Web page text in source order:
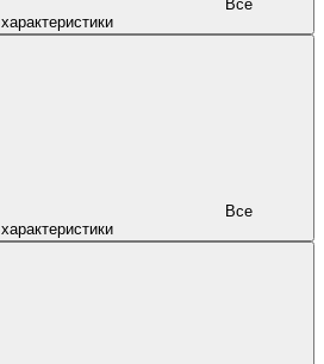
характеристики
характеристики